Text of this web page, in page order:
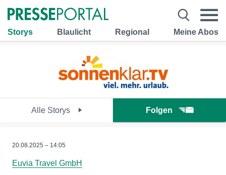
Storys Blaulicht Regional Meine Abos
Alle Storys Folgen
20.08.2025 – 14:05
Euvia Travel GmbH